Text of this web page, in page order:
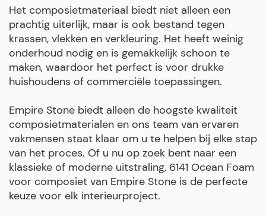
Het composietmateriaal biedt niet alleen een
prachtig uiterlijk, maar is ook bestand tegen
krassen, vlekken en verkleuring. Het heeft weinig
onderhoud nodig en is gemakkelijk schoon te
maken, waardoor het perfect is voor drukke
huishoudens of commerciële toepassingen.
Empire Stone biedt alleen de hoogste kwaliteit
composietmaterialen en ons team van ervaren
vakmensen staat klaar om u te helpen bij elke stap
van het proces. Of u nu op zoek bent naar een
klassieke of moderne uitstraling, 6141 Ocean Foam
voor composiet van Empire Stone is de perfecte
keuze voor elk interieurproject.